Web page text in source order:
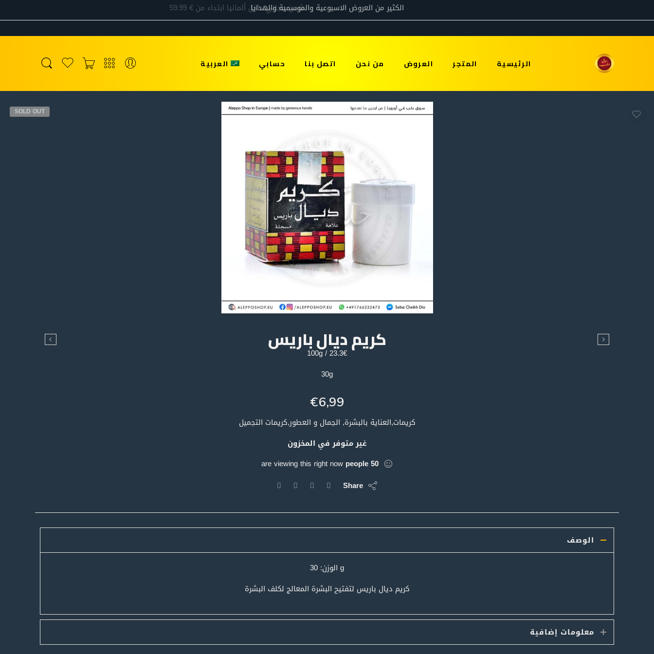
الرئيسية المتجر العروض من نحن اتصل بنا حسابي العربية
SOLD OUT
كريم ديال باريس
23.3€ / 100g
30g
€6,99
كريمات,العناية بالبشرة, الجمال و العطور,كريمات التجميل
غير متوفر في المخزون
50
people
are viewing this right now
Share
الوصف
g الوزن: 30
كريم ديال باريس لتفتيح البشرة المعالج لكلف البشرة
معلومات إضافية